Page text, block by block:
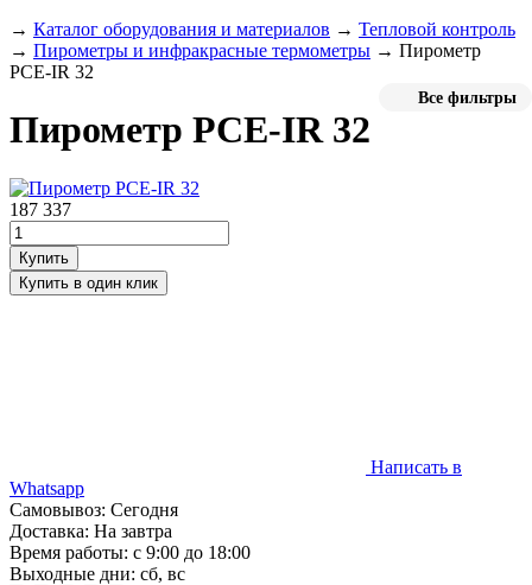
→ Каталог оборудования и материалов → Тепловой контроль
→ Пирометры и инфракрасные термометры → Пирометр
PCE-IR 32
Все фильтры
Пирометр PCE-IR 32
187 337
Написать в
Whatsapp
Самовывоз: Сегодня
Доставка: На завтра
Время работы: с 9:00 до 18:00
Выходные дни: сб, вс